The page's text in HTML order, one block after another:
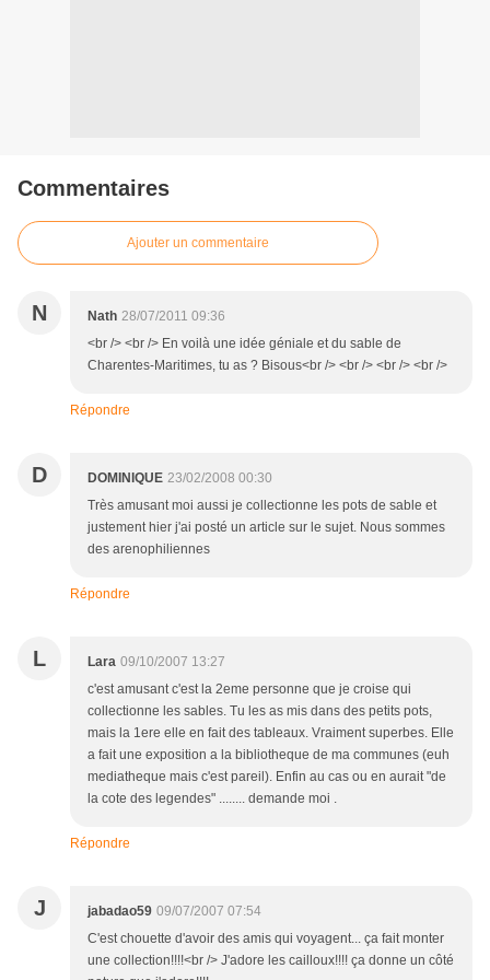
Commentaires
Ajouter un commentaire
N Nath 28/07/2011 09:36
<br /> <br /> En voilà une idée géniale et du sable de
Charentes-Maritimes, tu as ? Bisous<br /> <br /> <br /> <br />
Répondre
D DOMINIQUE 23/02/2008 00:30
Très amusant moi aussi je collectionne les pots de sable et
justement hier j'ai posté un article sur le sujet. Nous sommes
des arenophiliennes
Répondre
L Lara 09/10/2007 13:27
c'est amusant c'est la 2eme personne que je croise qui
collectionne les sables. Tu les as mis dans des petits pots,
mais la 1ere elle en fait des tableaux. Vraiment superbes. Elle
a fait une exposition a la bibliotheque de ma communes (euh
mediatheque mais c'est pareil). Enfin au cas ou en aurait "de
la cote des legendes" ........ demande moi .
Répondre
J jabadao59 09/07/2007 07:54
C'est chouette d'avoir des amis qui voyagent... ça fait monter
une collection!!!!<br /> J'adore les cailloux!!!! ça donne un côté